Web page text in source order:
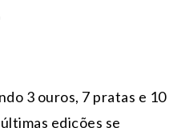
3 ouros, 7 pratas e 10
edições se